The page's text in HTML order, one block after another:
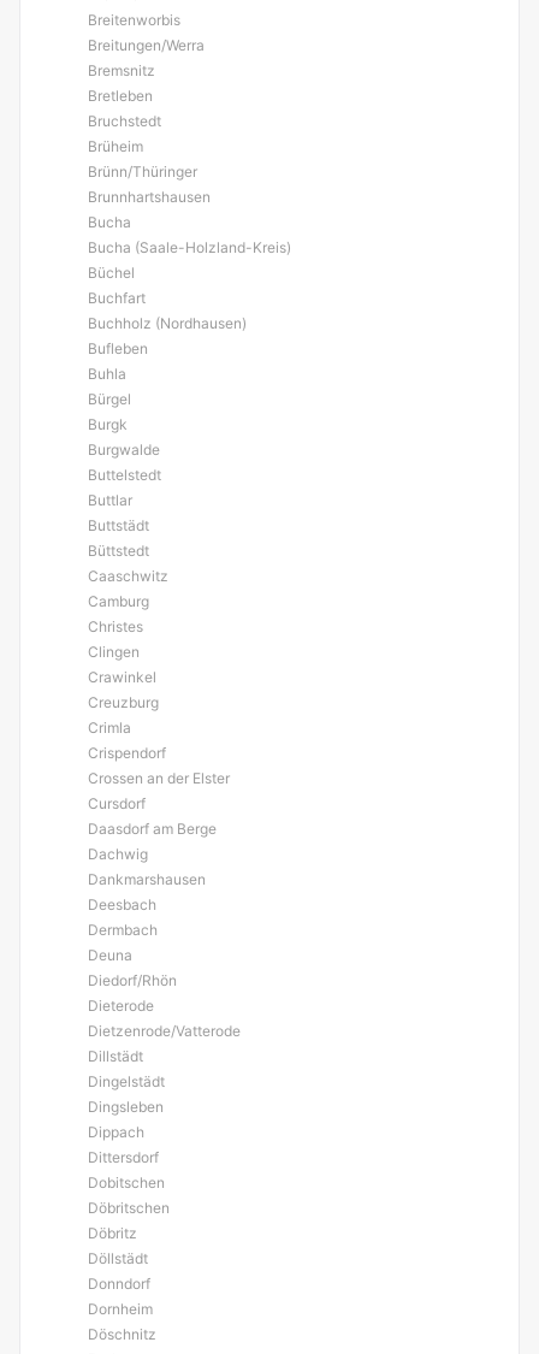
Breitenworbis
Breitungen/Werra
Bremsnitz
Bretleben
Bruchstedt
Brüheim
Brünn/Thüringer
Brunnhartshausen
Bucha
Bucha (Saale-Holzland-Kreis)
Büchel
Buchfart
Buchholz (Nordhausen)
Bufleben
Buhla
Bürgel
Burgk
Burgwalde
Buttelstedt
Buttlar
Buttstädt
Büttstedt
Caaschwitz
Camburg
Christes
Clingen
Crawinkel
Creuzburg
Crimla
Crispendorf
Crossen an der Elster
Cursdorf
Daasdorf am Berge
Dachwig
Dankmarshausen
Deesbach
Dermbach
Deuna
Diedorf/Rhön
Dieterode
Dietzenrode/Vatterode
Dillstädt
Dingelstädt
Dingsleben
Dippach
Dittersdorf
Dobitschen
Döbritschen
Döbritz
Döllstädt
Donndorf
Dornheim
Döschnitz